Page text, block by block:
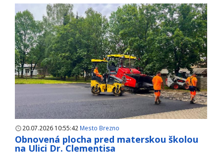
20.07.2026 10:55:42 Mesto Brezno
Obnovená plocha pred materskou školou
na Ulici Dr. Clementisa